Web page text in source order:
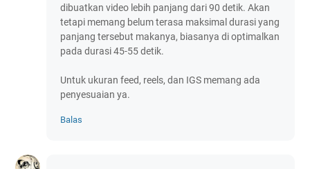
dibuatkan video lebih panjang dari 90 detik. Akan
tetapi memang belum terasa maksimal durasi yang
panjang tersebut makanya, biasanya di optimalkan
pada durasi 45-55 detik.
Untuk ukuran feed, reels, dan IGS memang ada
penyesuaian ya.
Balas